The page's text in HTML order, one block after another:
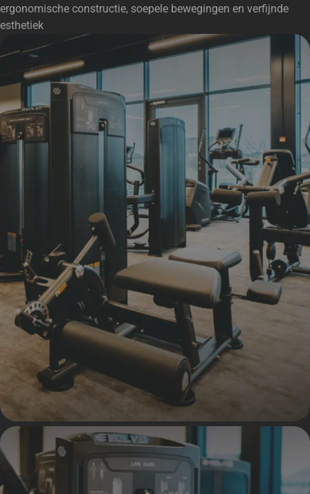
ergonomische constructie, soepele bewegingen en verfijnde
esthetiek